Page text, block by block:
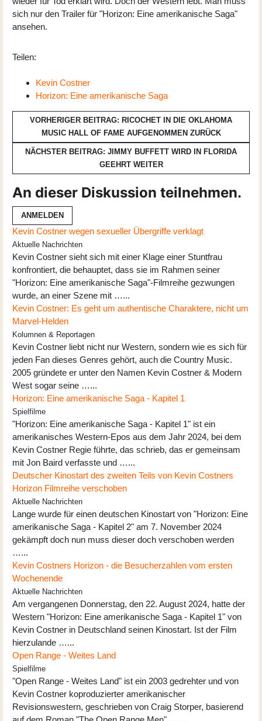
sich nur den Trailer für "Horizon: Eine amerikanische Saga"
ansehen.
Teilen:
Kevin Costner
Horizon: Eine amerikanische Saga
VORHERIGER BEITRAG: RICOCHET IN DIE OKLAHOMA
MUSIC HALL OF FAME AUFGENOMMEN ZURÜCK
NÄCHSTER BEITRAG: JIMMY BUFFETT WIRD IN FLORIDA
GEEHRT WEITER
An dieser Diskussion teilnehmen.
ANMELDEN
Kevin Costner wegen sexueller Übergriffe verklagt
Aktuelle Nachrichten
Kevin Costner sieht sich mit einer Klage einer Stuntfrau
konfrontiert, die behauptet, dass sie im Rahmen seiner
"Horizon: Eine amerikanische Saga"-Filmreihe gezwungen
wurde, an einer Szene mit …...
Kevin Costner: Es geht um authentische Charaktere, nicht um
Marvel-Helden
Kolumnen & Reportagen
Kevin Costner liebt nicht nur Western, sondern wie es sich für
jeden Fan dieses Genres gehört, auch die Country Music.
2005 gründete er unter den Namen Kevin Costner & Modern
West sogar seine …...
Horizon: Eine amerikanische Saga - Kapitel 1
Spielfilme
"Horizon: Eine amerikanische Saga - Kapitel 1" ist ein
amerikanisches Western-Epos aus dem Jahr 2024, bei dem
Kevin Costner Regie führte, das schrieb, das er gemeinsam
mit Jon Baird verfasste und …...
Deutscher Kinostart des zweiten Teils von Kevin Costners
Horizon Filmreihe verschoben
Aktuelle Nachrichten
Lange wurde für einen deutschen Kinostart von "Horizon: Eine
amerikanische Saga - Kapitel 2" am 7. November 2024
gekämpft doch nun muss dieser doch verschoben werden
…...
Kevin Costners Horizon - die Besucherzahlen vom ersten
Wochenende
Aktuelle Nachrichten
Am vergangenen Donnerstag, den 22. August 2024, hatte der
Western "Horizon: Eine amerikanische Saga - Kapitel 1" von
Kevin Costner in Deutschland seinen Kinostart. Ist der Film
hierzulande …...
Open Range - Weites Land
Spielfilme
"Open Range - Weites Land" ist ein 2003 gedrehter und von
Kevin Costner koproduzierter amerikanischer
Revisionswestern, geschrieben von Craig Storper, basierend